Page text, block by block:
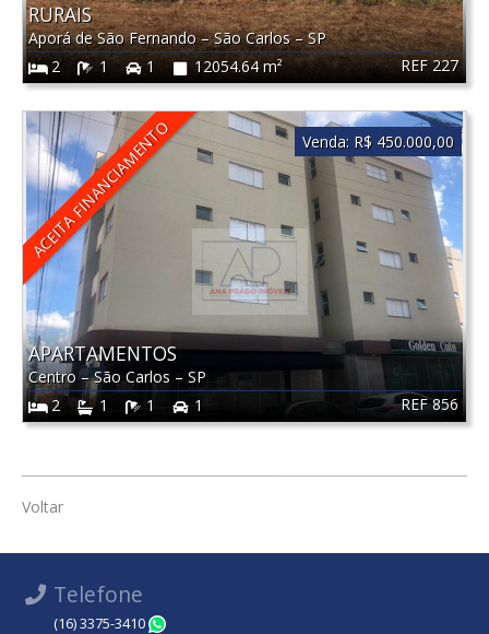
REF 227
RURAIS
Aporá de São Fernando–São Carlos–SP
2
1 1 12054.64 m²
ACEITA FINANCIAMENTO
REF 856
APARTAMENTOS
Centro–São Carlos – SP
2
1 1 1
Venda: R$ 450.000,00
Voltar
Telefone
(16) 3375-3410